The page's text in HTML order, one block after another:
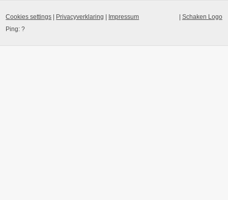
Schaken Logo
Cookies settings Privacyverklaring
Impressum
Ping:?